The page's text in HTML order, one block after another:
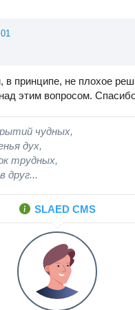
в принципе, не плохое
этим вопросом.
чудных,
дух,
трудных,
друг...
SLAED CMS